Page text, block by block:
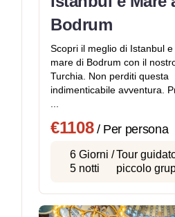
Bodrum
Scopri il meglio di Istanbul
mare di Bodrum con il
Turchia. Non perditi questa
indimenticabile avventura.
€1108/ Per persona
6 Giorni /
5 notti
Tour
piccolo